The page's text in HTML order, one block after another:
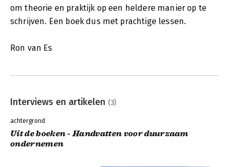
om theorie en praktijk op een heldere manier op te
schrijven. Een boek dus met prachtige lessen.
Ron van Es
Interviews en artikelen (3)
achtergrond
Uit de boeken - Handvatten voor duurzaam
ondernemen